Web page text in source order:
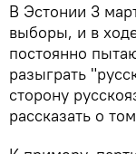
В Эстонии 3
выборы, и в
постоянно
разыграть
сторону
рассказать о